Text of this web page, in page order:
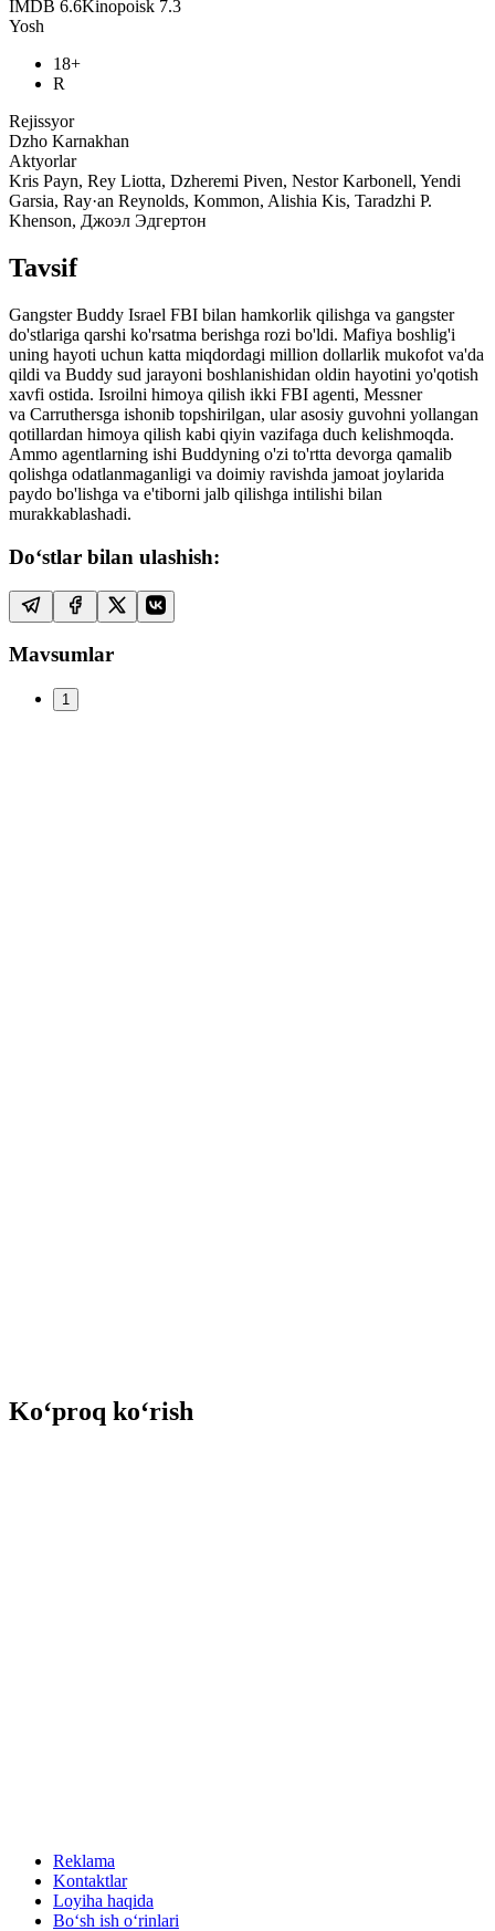
IMDB 6.6Kinopoisk 7.3
Yosh
18+
R
Rejissyor
Dzho Karnakhan
Aktyorlar
Kris Payn, Rey Liotta, Dzheremi Piven, Nestor Karbonell, Yendi
Garsia, Ray·an Reynolds, Kommon, Alishia Kis, Taradzhi P.
Khenson, Джоэл Эдгертон
Tavsif
Gangster Buddy Israel FBI bilan hamkorlik qilishga va gangster
do'stlariga qarshi ko'rsatma berishga rozi bo'ldi. Mafiya boshlig'i
uning hayoti uchun katta miqdordagi million dollarlik mukofot va'da
qildi va Buddy sud jarayoni boshlanishidan oldin hayotini yo'qotish
xavfi ostida. Isroilni himoya qilish ikki FBI agenti, Messner
va Carruthersga ishonib topshirilgan, ular asosiy guvohni yollangan
qotillardan himoya qilish kabi qiyin vazifaga duch kelishmoqda.
Ammo agentlarning ishi Buddyning o'zi to'rtta devorga qamalib
qolishga odatlanmaganligi va doimiy ravishda jamoat joylarida
paydo bo'lishga va e'tiborni jalb qilishga intilishi bilan
murakkablashadi.
Do‘stlar bilan ulashish:
Mavsumlar
1
Ko‘proq ko‘rish
Reklama
Kontaktlar
Loyiha haqida
Bo‘sh ish o‘rinlari